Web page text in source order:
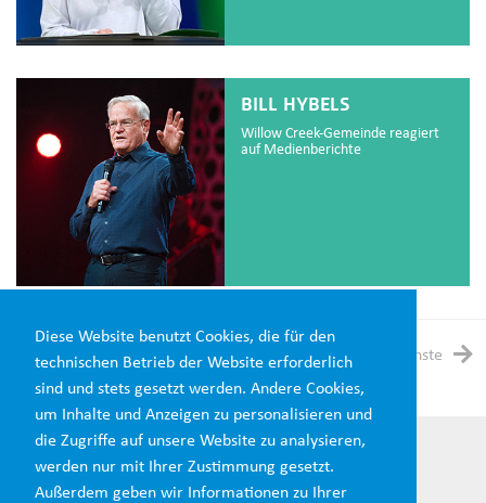
Diese Website benutzt Cookies, die für den
technischen Betrieb der Website erforderlich
sind und stets gesetzt werden. Andere Cookies,
um Inhalte und Anzeigen zu personalisieren und
die Zugriffe auf unsere Website zu analysieren,
werden nur mit Ihrer Zustimmung gesetzt.
Außerdem geben wir Informationen zu Ihrer
BILL HYBELS
Willow Creek-Gemeinde reagiert
auf Medienberichte
Vorherige 1 2 3 5 Nächste